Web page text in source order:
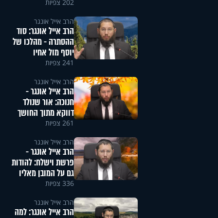
202 צפיות
הרב אייל אונגר
הרב אייל אונגר: סוד
ההסתרה - מהלכו של
יוסף מול אחיו
241 צפיות
הרב אייל אונגר
הרב אייל אונגר -
חנוכה: אור שנולד
דווקא מתוך החושך
261 צפיות
הרב אייל אונגר
הרב אייל אונגר -
פרשת וישלח: להודות
גם על המובן מאליו
336 צפיות
הרב אייל אונגר
הרב אייל אונגר: למה